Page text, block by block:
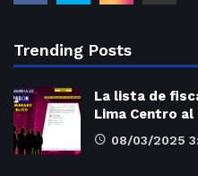
Trending Posts
La lista de
Lima Centro
08/03/2025